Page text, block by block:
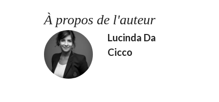
À propos de l'auteur
Lucinda Da
Cicco